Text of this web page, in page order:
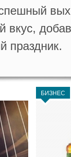
вкус,
праздник.
БИЗНЕС